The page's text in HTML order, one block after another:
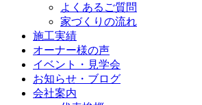
よくあるご質問
家づくりの流れ
施工実績
オーナー様の声
イベント・見学会
お知らせ・ブログ
会社案内